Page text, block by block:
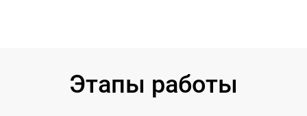
Этапы работы